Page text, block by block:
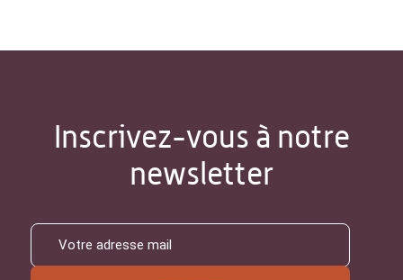
Inscrivez-vous à notre
newsletter